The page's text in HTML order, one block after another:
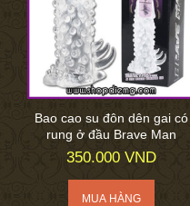
Bao cao su đôn dên gai có
rung ở đầu Brave Man
350.000 VND